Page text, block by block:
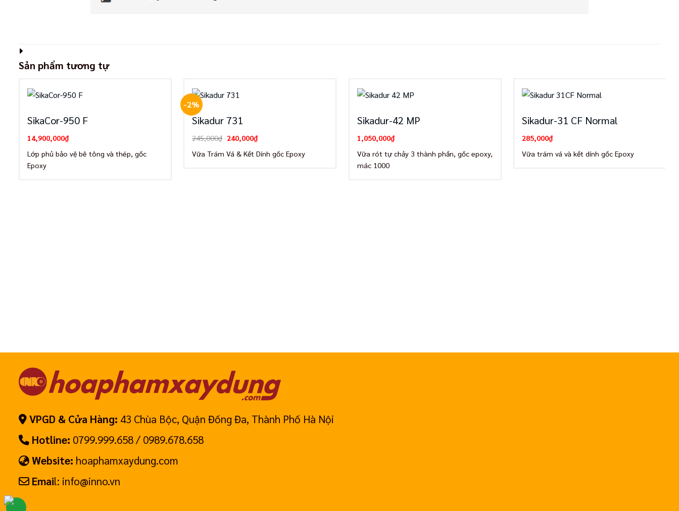
Sản phẩm tương tự
SikaCor-950 F
14,900,000₫
Lớp phủ bảo vệ bê tông và thép, gốc
Epoxy
-2%
Sikadur 731
245,000₫ Giá
là:
245,000₫.
240,000₫Giá
hiện
tại
là:
Vữa Trám Vá & Kết Dính gốc Epoxy
Sikadur-42 MP
1,050,000₫
Vữa rót tự chảy 3 thành phần, gốc epoxy,
mác 1000
Sikadur-31 CF Normal
285,000₫
Vữa trám vá và kết dính gốc Epoxy
VPGD & Cửa Hàng: 43 Chùa Bộc, Quận Đống Đa, Thành Phố Hà Nội
Hotline: 0799.999.658 / 0989.678.658
Website: hoaphamxaydung.com
Email: info@inno.vn
Hotline: 0799.999.658